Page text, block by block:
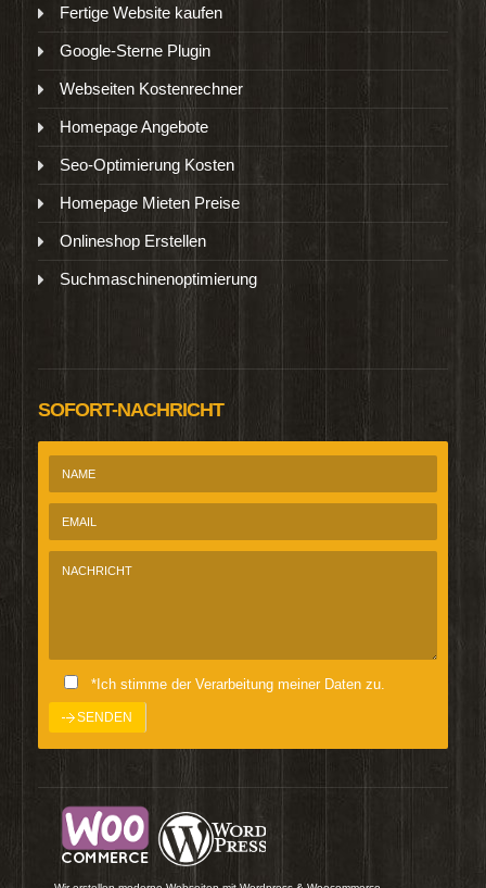
Fertige Website kaufen
Google-Sterne Plugin
Webseiten Kostenrechner
Homepage Angebote
Seo-Optimierung Kosten
Homepage Mieten Preise
Onlineshop Erstellen
Suchmaschinenoptimierung
SOFORT-NACHRICHT
*Ich stimme der Verarbeitung meiner Daten zu.